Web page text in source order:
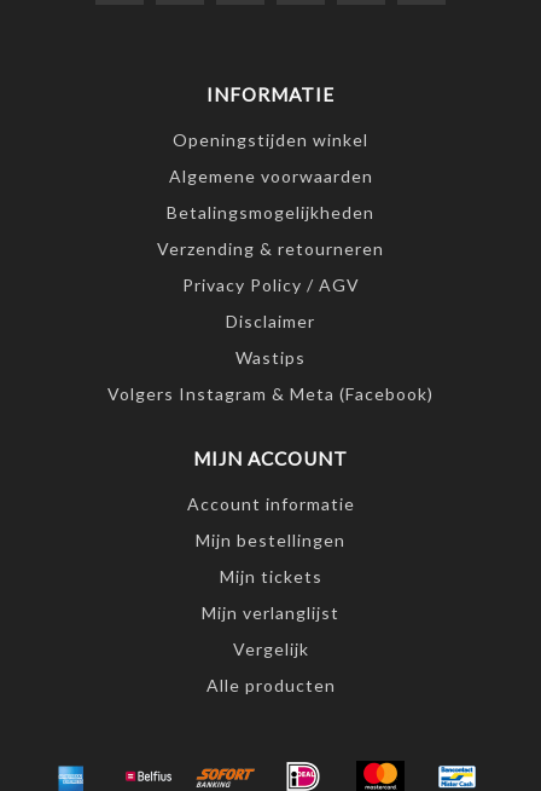
INFORMATIE
Openingstijden winkel
Algemene voorwaarden
Betalingsmogelijkheden
Verzending & retourneren
Privacy Policy / AGV
Disclaimer
Wastips
Volgers Instagram & Meta (Facebook)
MIJN ACCOUNT
Account informatie
Mijn bestellingen
Mijn tickets
Mijn verlanglijst
Vergelijk
Alle producten